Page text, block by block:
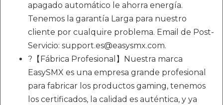
apagado automático le ahorra energía.
Tenemos la garantía Larga para nuestro
cliente por cualquire problema. Email de Post-
Servicio: support.es@easysmx.com.
?【Fábrica Profesional】Nuestra marca
EasySMX es una empresa grande profesional
para fabricar los productos gaming, tenemos
los certificados, la calidad es auténtica, y ya